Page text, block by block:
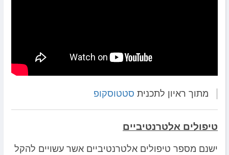
מתוך ראיון לתכנית סטטוסקופ
טיפולים אלטרנטיביים
ישנם מספר טיפולים אלטרנטיביים אשר עשויים להקל